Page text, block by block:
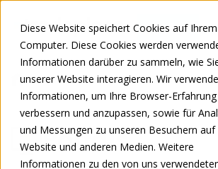
Diese Website speichert Cookies auf Ihrem
Computer. Diese Cookies werden
Informationen darüber zu sammeln, wie
unserer Website interagieren. Wir
Informationen, um Ihre Browser-Erfahrung
verbessern und anzupassen, sowie für
und Messungen zu unseren Besuchern auf
Website und anderen Medien. Weitere
Informationen zu den von uns
Anmelden
Für Einzelhändler Portals
Portals